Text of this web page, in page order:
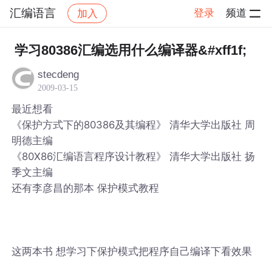
汇编语言 加入 登录 频道
社区 汇编语言 帖子详情
学习80386汇编选用什么编译器&#xff1f;
stecdeng
2009-03-15
最近想看
《保护方式下的80386及其编程》 清华大学出版社 周
明德主编
《80X86汇编语言程序设计教程》 清华大学出版社 扬
季文主编
还有李彦昌的那本 保护模式教程
这两本书 想学习下保护模式把程序自己编译下看效果